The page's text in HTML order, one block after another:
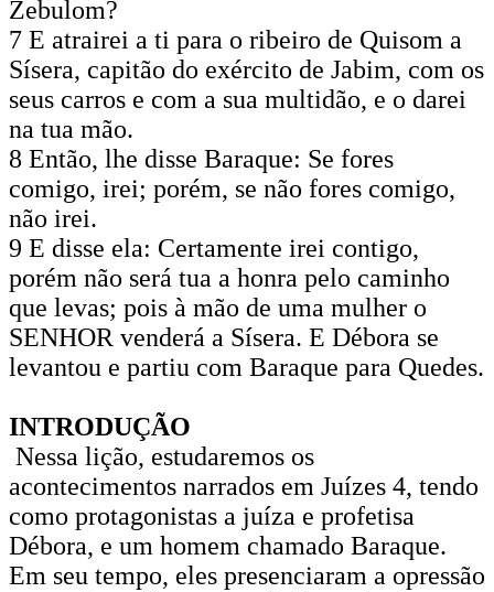
Zebulom?
7 E atrairei a ti para o ribeiro de Quisom a
Sísera, capitão do exército de Jabim, com os
seus carros e com a sua multidão, e o darei
na tua mão.
8 Então, lhe disse Baraque: Se fores
comigo, irei; porém, se não fores comigo,
não irei.
9 E disse ela: Certamente irei contigo,
porém não será tua a honra pelo caminho
que levas; pois à mão de uma mulher o
SENHOR venderá a Sísera. E Débora se
levantou e partiu com Baraque para Quedes.
INTRODUÇÃO
Nessa lição, estudaremos os
acontecimentos narrados em Juízes 4, tendo
como protagonistas a juíza e profetisa
Débora, e um homem chamado Baraque.
Em seu tempo, eles presenciaram a opressão